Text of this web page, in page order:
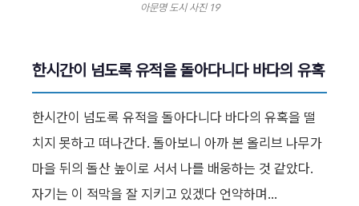
아문명 도시 사진 19
한시간이 넘도록 유적을 돌아다니다 바다의 유혹
한시간이 넘도록 유적을 돌아다니다 바다의 유혹을 떨
치지 못하고 떠나간다. 돌아보니 아까 본 올리브 나무가
마을 뒤의 돌산 높이로 서서 나를 배웅하는 것 같았다.
자기는 이 적막을 잘 지키고 있겠다 언약하며...